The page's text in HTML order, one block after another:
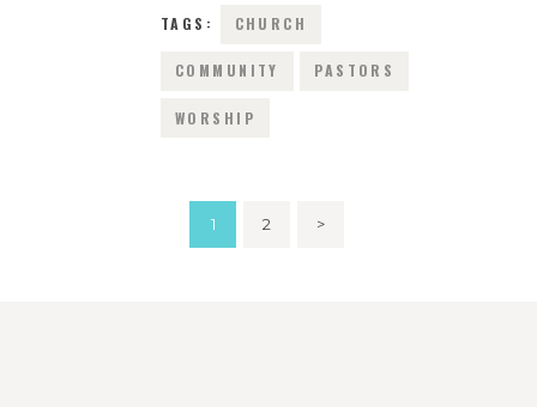
TAGS: CHURCH
COMMUNITY PASTORS
WORSHIP
navigation
PAGE
1 PAGE
2 >